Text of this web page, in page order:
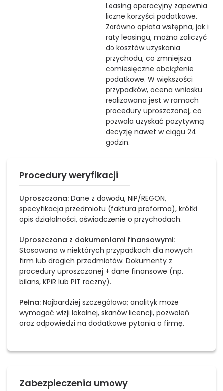
Leasing operacyjny zapewnia
liczne korzyści podatkowe.
Zarówno opłata wstępna, jak i
raty leasingu, można zaliczyć
do kosztów uzyskania
przychodu, co zmniejsza
comiesięczne obciążenie
podatkowe. W większości
przypadków, ocena wniosku
realizowana jest w ramach
procedury uproszczonej, co
pozwala uzyskać pozytywną
decyzję nawet w ciągu 24
godzin.
Procedury weryfikacji
Uproszczona: Dane z dowodu, NIP/REGON,
specyfikacja przedmiotu (faktura proforma), krótki
opis działalności, oświadczenie o przychodach.
Uproszczona z dokumentami finansowymi:
Stosowana w niektórych przypadkach dla nowych
firm lub drogich przedmiotów. Dokumenty z
procedury uproszczonej + dane finansowe (np.
bilans, KPiR lub PIT roczny).
Pełna: Najbardziej szczegółowa; analityk może
wymagać wizji lokalnej, skanów licencji, pozwoleń
oraz odpowiedzi na dodatkowe pytania o firmę.
Zabezpieczenia umowy